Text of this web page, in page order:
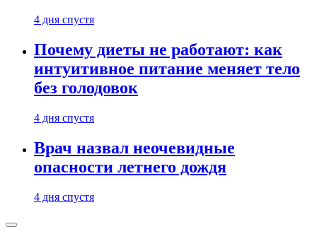
4 дня спустя
Почему диеты не работают: как
интуитивное питание меняет тело
без голодовок
4 дня спустя
Врач назвал неочевидные
опасности летнего дождя
4 дня спустя